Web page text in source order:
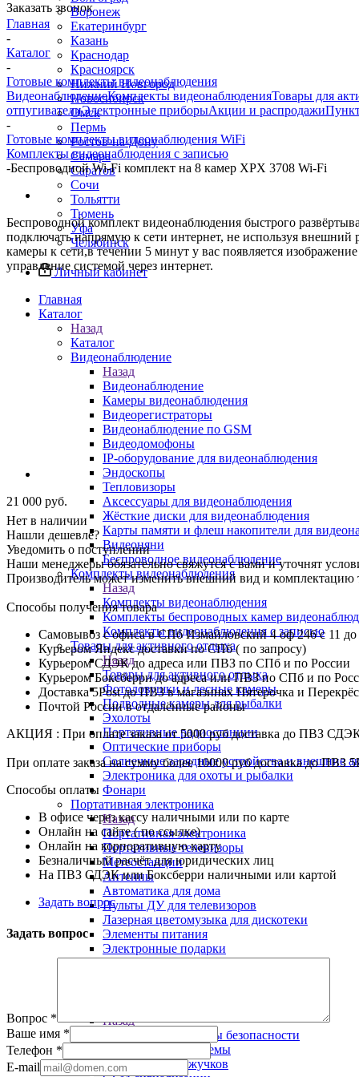
Заказать звонокВоронеж
Екатеринбург
Казань
Краснодар
Красноярск
Нижний Новгород
Новосибирск
Омск
Пермь
Ростов-на-Дону
Самара
Саратов
Сочи
Тольятти
Тюмень
Уфа
Челябинск
Личный кабинет
Главная
Каталог
Назад
Каталог
Видеонаблюдение
Назад
Видеонаблюдение
Камеры видеонаблюдения
Видеорегистраторы
Видеонаблюдение по GSM
Видеодомофоны
IP-оборудование для видеонаблюдения
Эндоскопы
Тепловизоры
Аксессуары для видеонаблюдения
Жёсткие диски для видеонаблюдения
Карты памяти и флеш накопители для
Видеоняни
Беспроводное видеонаблюдение
Комплекты видеонаблюдения
Назад
Комплекты видеонаблюдения
Комплекты беспроводных камер
Комплекты видеонаблюдения с записью
Товары для активного отдыха
Назад
Товары для активного отдыха
Фотоловушки и лесные камеры
Подводные камеры для рыбалки
Эхолоты
Портативные радиостанции
Оптические приборы
Солнечные зарядные устройства и внешние
Электроника для охоты и рыбалки
Фонари
Портативная электроника
Назад
Портативная электроника
Портативные телевизоры
Метеостанции
Антенны
Автоматика для дома
Пульты ДУ для телевизоров
Лазерная цветомузыка для дискотеки
Элементы питания
Электронные подарки
Диктофоны
Назад
Технические системы безопасности
Антикражные системы
Обнаружители жучков
Главная
-
Каталог
-
Готовые комплекты видеонаблюдения
ВидеонаблюдениеКомплекты видеонаблюденияТовары для
отпугивателиЭлектронные приборыАкции и распродажи
-
Готовые комплекты видеонаблюдения WiFi
Комплекты видеонаблюдения с записью
-Беспроводной Wi-Fi комплект на 8 камер XPX 3708 Wi-Fi
Беспроводной комплект видеонаблюдения быстрого
подключать напрямую к сети интернет, не используя
камеры к сети,в течении 5 минут у вас появляется
управление системой через интернет.
21 000 руб.
Нет в наличии
Нашли дешевле?
Уведомить о поступлении
Наши менеджеры обязательно свяжутся с вами и уточнят
Производитель может изменить внешний вид и комплектацию
Способы получения товара
Самовывоз с офиса в СПб Измайловский 4 оф 246 с 11 до
Курьером Яндекс доставки по СПб ( по запросу)
Курьером СДЭК до адреса или ПВЗ по СПб и по России
Курьером Боксберри до адреса или ПВЗ по СПб и по
Доставка 5Post до ПВЗ в магазинах Пятерочка и
Почтой России в отдалённые районы
АКЦИЯ : При оплате заказа от 5000 руб доставка до ПВЗ
При оплате заказа на сумму более 10000 руб доставка до ПВЗ
Способы оплаты
В офисе через кассу наличными или по карте
Онлайн на сайте ( по ссылке)
Онлайн на корпоративную карту
Безналичный расчёт для юридических лиц
На ПВЗ СДЭК или Боксберри наличными или картой
Задать вопрос
Задать вопрос
Вопрос *
Ваше имя *
Телефон *
E-mail